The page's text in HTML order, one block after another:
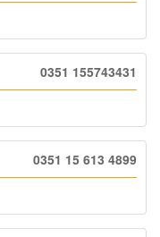
0351 155743431
0351 15 613 4899